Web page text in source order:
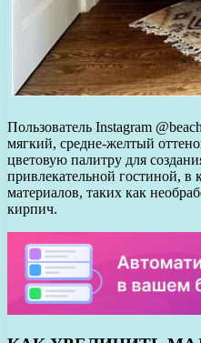
Пользователь Instagram
мягкий, средне-желтый
цветовую палитру для
привлекательной гостиной, в
материалов, таких как
кирпич.